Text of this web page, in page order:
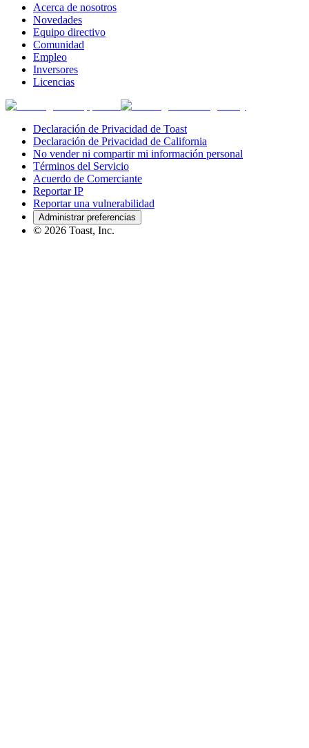
Acerca de nosotros
Novedades
Equipo directivo
Comunidad
Empleo
Inversores
Licencias
Declaración de Privacidad de Toast
Declaración de Privacidad de California
No vender ni compartir mi información personal
Términos del Servicio
Acuerdo de Comerciante
Reportar IP
Reportar una vulnerabilidad
Administrar preferencias
© 2026 Toast, Inc.